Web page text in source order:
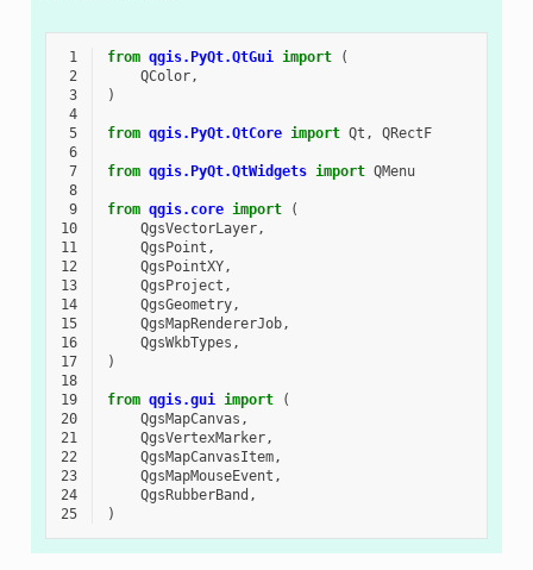
1 from qgis.PyQt.QtGui import
(
2
QColor,
3
)
4
5
from qgis.PyQt.QtCore import Qt ,
QRectF
6
7
from qgis.PyQt.QtWidgets import QMenu
8
9
from qgis.core import
(
10
QgsVectorLayer,
11
QgsPoint ,
12
QgsPointXY,
13
QgsProject ,
14
QgsGeometry,
15
QgsMapRendererJob,
16
QgsWkbTypes ,
17
)
18
19
from qgis.gui import
(
20
QgsMapCanvas ,
21
QgsVertexMarker,
22
QgsMapCanvasItem,
23
QgsMapMouseEvent ,
24
QgsRubberBand ,
25
)